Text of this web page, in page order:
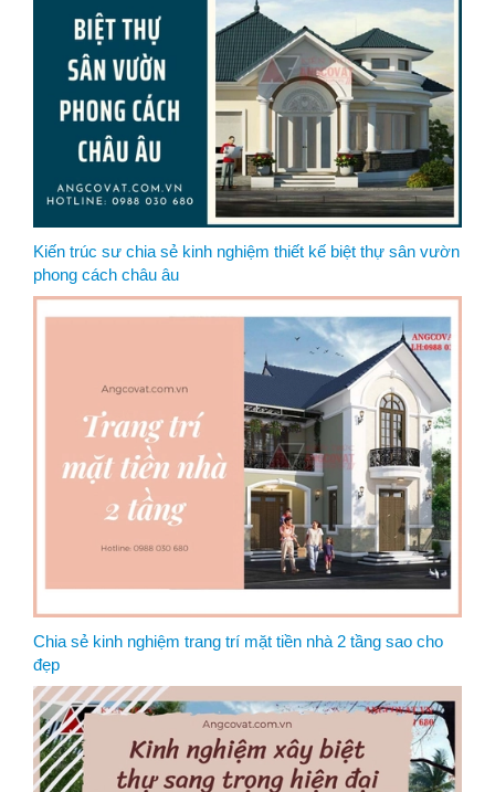
Kiến trúc sư chia sẻ kinh nghiệm thiết kế biệt thự sân vườn
phong cách châu âu
Chia sẻ kinh nghiệm trang trí mặt tiền nhà 2 tầng sao cho
đẹp